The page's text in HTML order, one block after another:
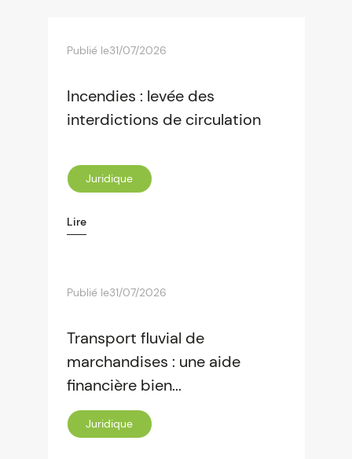
Publié le31/07/2026
Incendies : levée des
interdictions de circulation
Juridique
Lire
Publié le31/07/2026
Transport fluvial de
marchandises : une aide
financière bien...
Juridique